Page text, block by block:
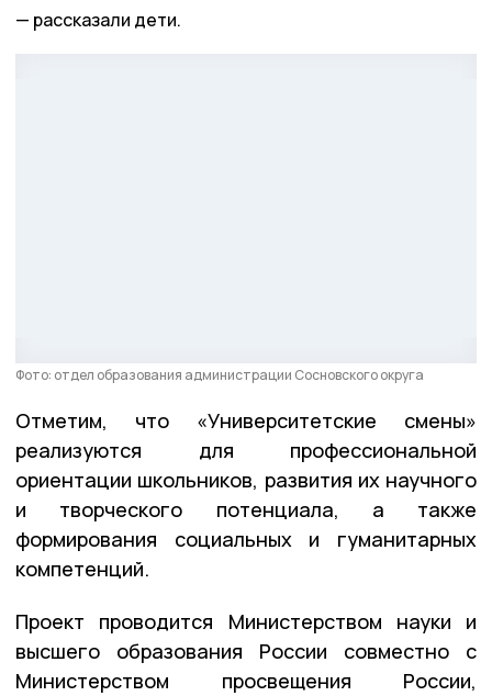
рассказали дети.
Фото: отдел образования администрации Сосновского округа
Отметим, что «Университетские смены»
реализуются для профессиональной
ориентации школьников, развития их научного
и творческого потенциала, а также
формирования социальных и гуманитарных
компетенций.
Проект проводится Министерством науки и
высшего образования России совместно с
Министерством просвещения России,